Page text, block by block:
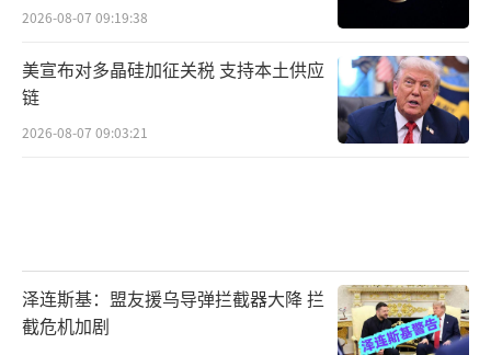
2026-08-07 09:19:38
美宣布对多晶硅加征关税 支持本土供应
链
2026-08-07 09:03:21
泽连斯基：盟友援乌导弹拦截器大降 拦
截危机加剧